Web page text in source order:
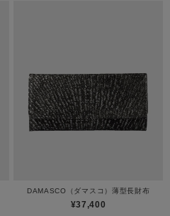
DAMASCO（ダマスコ）薄型長財布
¥37,400